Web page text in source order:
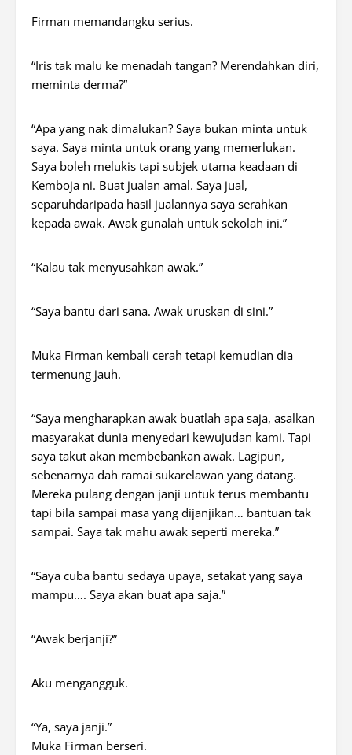
Firman memandangku serius.
“Iris tak malu ke menadah tangan? Merendahkan diri,
meminta derma?”
“Apa yang nak dimalukan? Saya bukan minta untuk
saya. Saya minta untuk orang yang memerlukan.
Saya boleh melukis tapi subjek utama keadaan di
Kemboja ni. Buat jualan amal. Saya jual,
separuhdaripada hasil jualannya saya serahkan
kepada awak. Awak gunalah untuk sekolah ini.”
“Kalau tak menyusahkan awak.”
“Saya bantu dari sana. Awak uruskan di sini.”
Muka Firman kembali cerah tetapi kemudian dia
termenung jauh.
“Saya mengharapkan awak buatlah apa saja, asalkan
masyarakat dunia menyedari kewujudan kami. Tapi
saya takut akan membebankan awak. Lagipun,
sebenarnya dah ramai sukarelawan yang datang.
Mereka pulang dengan janji untuk terus membantu
tapi bila sampai masa yang dijanjikan… bantuan tak
sampai. Saya tak mahu awak seperti mereka.”
“Saya cuba bantu sedaya upaya, setakat yang saya
mampu…. Saya akan buat apa saja.”
“Awak berjanji?”
Aku mengangguk.
“Ya, saya janji.”
Muka Firman berseri.